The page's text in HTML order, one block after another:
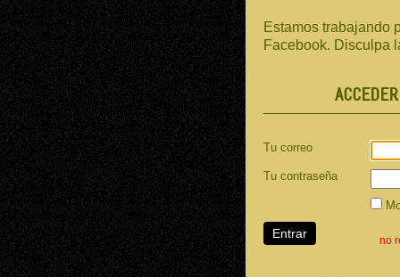
Estamos trabajando
Facebook. Disculpa
Tu correo
Tu contraseña
no